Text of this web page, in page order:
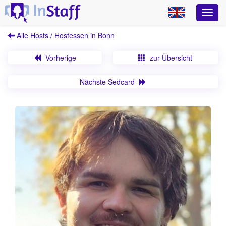
Alle Hosts / Hostessen in Bonn
Vorherige zur Übersicht
Nächste Sedcard